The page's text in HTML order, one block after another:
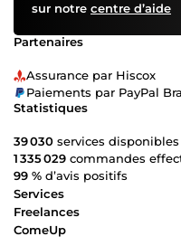
sur notre centre d’aide
Partenaires
Assurance par Hiscox
Paiements par PayPal
Statistiques
39 030 services disponibles
1 335 029 commandes
99 % d’avis positifs
Services
Freelances
ComeUp